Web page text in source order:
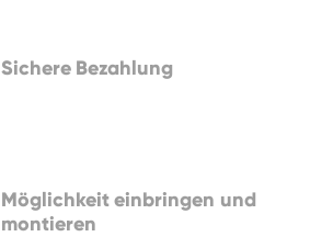
Sichere Bezahlung
Möglichkeiteinbringen und
montieren